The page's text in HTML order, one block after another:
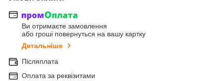
Ви отримаєте замовлення
або гроші повернуться на вашу картку
Детальніше
Післяплата
Оплата за реквізитами